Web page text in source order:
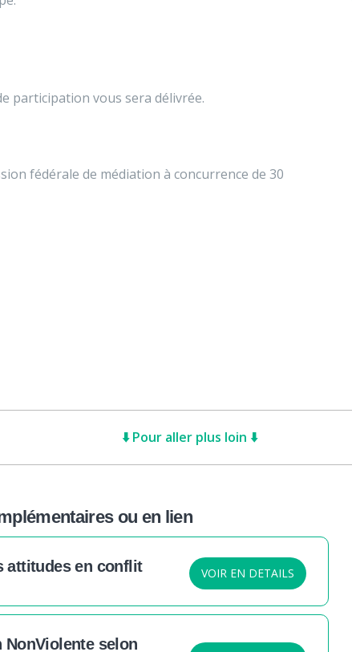
participation vous sera délivrée.
fédérale de médiation à concurrence de 30
⬇️ Pour aller plus loin ⬇️
ou en lien
attitudes en conflit VOIR EN DETAILS
selon